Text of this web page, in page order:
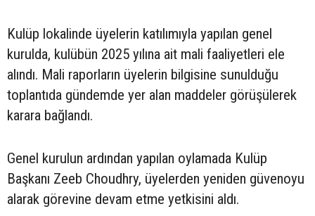
Kulüp lokalinde üyelerin katılımıyla yapılan genel
kurulda, kulübün 2025 yılına ait mali faaliyetleri ele
alındı. Mali raporların üyelerin bilgisine sunulduğu
toplantıda gündemde yer alan maddeler görüşülerek
karara bağlandı.
Genel kurulun ardından yapılan oylamada Kulüp
Başkanı Zeeb Choudhry, üyelerden yeniden güvenoyu
alarak görevine devam etme yetkisini aldı.